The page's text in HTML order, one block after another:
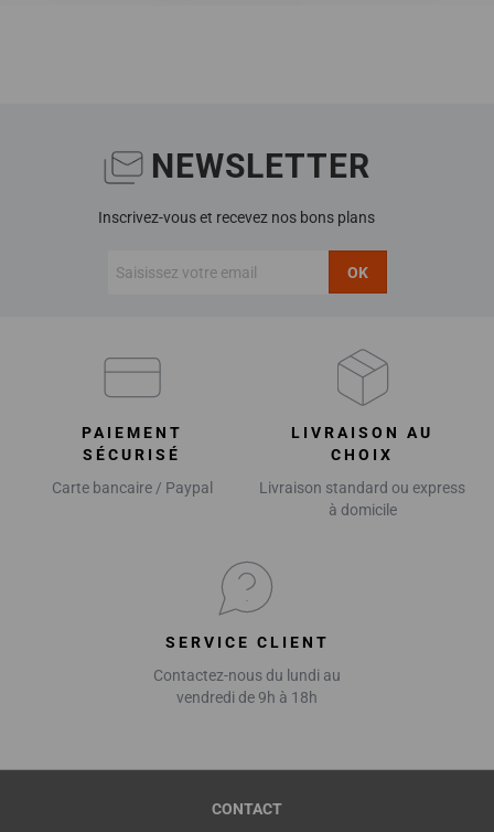
NEWSLETTER
Inscrivez-vous et recevez nos bons plans
OK
PAIEMENT
SÉCURISÉ
Carte bancaire / Paypal
LIVRAISON AU
CHOIX
Livraison standard ou express
à domicile
SERVICE CLIENT
Contactez-nous du lundi au
vendredi de 9h à 18h
CONTACT